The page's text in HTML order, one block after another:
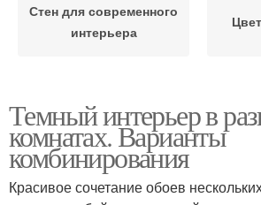
Стен для современного
интерьера
Интерьер в темных
тонах
Темный интерьер в
комнатах. Варианты
комбинирования
Красивое сочетание обоев